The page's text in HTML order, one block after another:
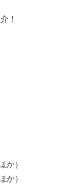
！
か）
か）